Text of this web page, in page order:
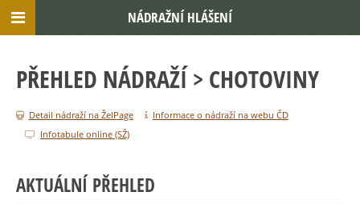
PŘEHLED NÁDRAŽÍ > CHOTOVINY
Detail nádraží na ŽelPage
Informace o nádraží na webu ČD
Infotabule online (SŽ)
AKTUÁLNÍ PŘEHLED
NÁDRAŽNÍ HLÁŠENÍ